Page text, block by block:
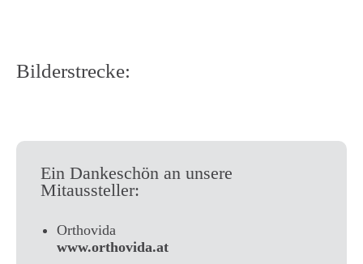
Bilderstrecke:
Ein Dankeschön an unsere
Mitaussteller:
Orthovida
www.orthovida.at